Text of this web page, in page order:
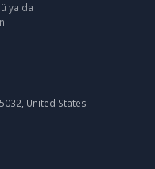
ya da
United States